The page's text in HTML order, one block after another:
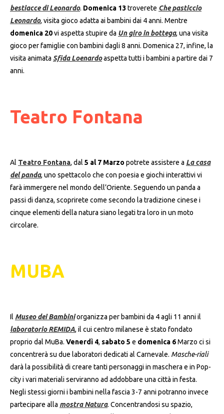
bestiacce di Leonardo. Domenica 13 troverete Che pasticcio
Leonardo, visita gioco adatta ai bambini dai 4 anni. Mentre
domenica 20vi aspetta stupire da Un giro in bottega, una visita
gioco per famiglie con bambini dagli 8 anni. Domenica 27, infine, la
visita animata Sfida Loenardoaspetta tutti i bambini a partire dai 7
anni.
Teatro Fontana
Al Teatro Fontana, dal 5 al 7 Marzo potrete assistere a La casa
del panda, uno spettacolo che con poesia e giochi interattivi vi
farà immergere nel mondo dell’Oriente. Seguendo un panda a
passi di danza, scoprirete come secondo la tradizione cinese i
cinque elementi della natura siano legati tra loro in un moto
circolare.
MUBA
Il Museo dei Bambiniorganizza per bambini da 4 agli 11 anni il
laboratorio REMIDA, il cui centro milanese è stato fondato
proprio dal MuBa. Venerdì 4, sabato 5 e domenica 6Marzo ci si
concentrerà su due laboratori dedicati al Carnevale. Masche-riali
darà la possibilità di creare tanti personaggi in maschera e in Pop-
city i vari materiali serviranno ad addobbare una città in festa.
Negli stessi giorni i bambini nella fascia 3-7 anni potranno invece
partecipare alla mostra Natura. Concentrandosi su spazio,